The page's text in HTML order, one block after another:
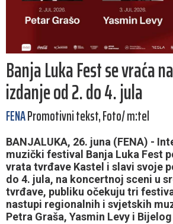
Banja Luka Fest se vraća
izdanje od 2. do 4. jula
FENAPromotivni tekst, Foto/ m:tel
BANJALUKA, 26. juna (FENA) -
muzički festival Banja Luka Fest
vrata tvrđave Kastel i slavi svoje
do 4. jula, na koncertnoj sceni u
tvrđave, publiku očekuju tri
nastupi regionalnih i svjetskih
Petra Graša, Yasmin Levy i